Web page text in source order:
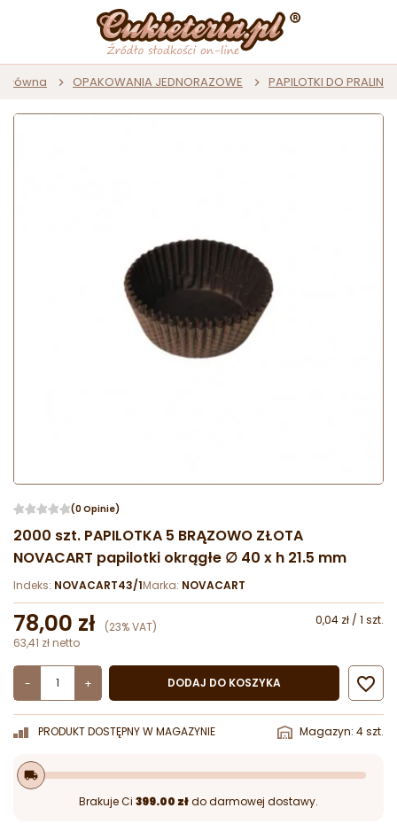
OPAKOWANIA JEDNORAZOWE PAPILOTKI DO PRALIN
(0 Opinie)
2000 szt. PAPILOTKA 5 BRĄZOWO ZŁOTA
NOVACART papilotki okrągłe ∅ 40 x h 21.5 mm
Indeks: NOVACART43/1Marka: NOVACART
78,00 zł (23% VAT)
0,04 zł / 1 szt.
63,41 zł netto
- + DODAJ DO KOSZYKA 
PRODUKT DOSTĘPNY W MAGAZYNIE Magazyn: 4 szt.
local_shipping
Brakuje Ci 399.00 złdo darmowej dostawy.